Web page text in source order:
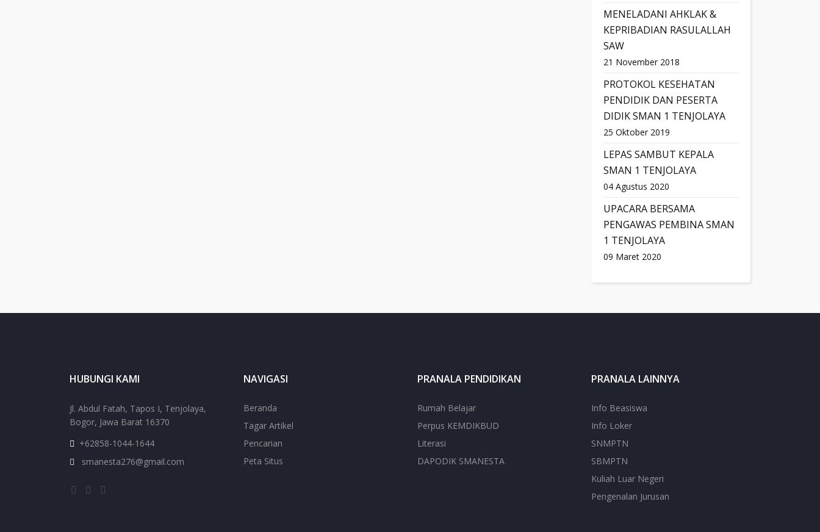
MENELADANI AHKLAK &
KEPRIBADIAN RASULALLAH
SAW
21 November 2018
PROTOKOL KESEHATAN
PENDIDIK DAN PESERTA
DIDIK SMAN 1 TENJOLAYA
25 Oktober 2019
LEPAS SAMBUT KEPALA
SMAN 1 TENJOLAYA
04 Agustus 2020
UPACARA BERSAMA
PENGAWAS PEMBINA SMAN
1 TENJOLAYA
09 Maret 2020
HUBUNGI KAMI
Jl. Abdul Fatah, Tapos I, Tenjolaya,
Bogor, Jawa Barat 16370
+62858-1044-1644
smanesta276@gmail.com
NAVIGASI
Beranda
Tagar Artikel
Pencarian
Peta Situs
PRANALA PENDIDIKAN
Rumah Belajar
Perpus KEMDIKBUD
Literasi
DAPODIK SMANESTA
PRANALA LAINNYA
Info Beasiswa
Info Loker
SNMPTN
SBMPTN
Kuliah Luar Negeri
Pengenalan Jurusan